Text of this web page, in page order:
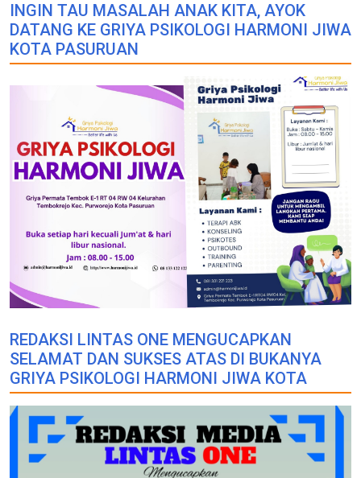
INGIN TAU MASALAH ANAK KITA, AYOK
DATANG KE GRIYA PSIKOLOGI HARMONI JIWA
KOTA PASURUAN
REDAKSI LINTAS ONE MENGUCAPKAN
SELAMAT DAN SUKSES ATAS DI BUKANYA
GRIYA PSIKOLOGI HARMONI JIWA KOTA